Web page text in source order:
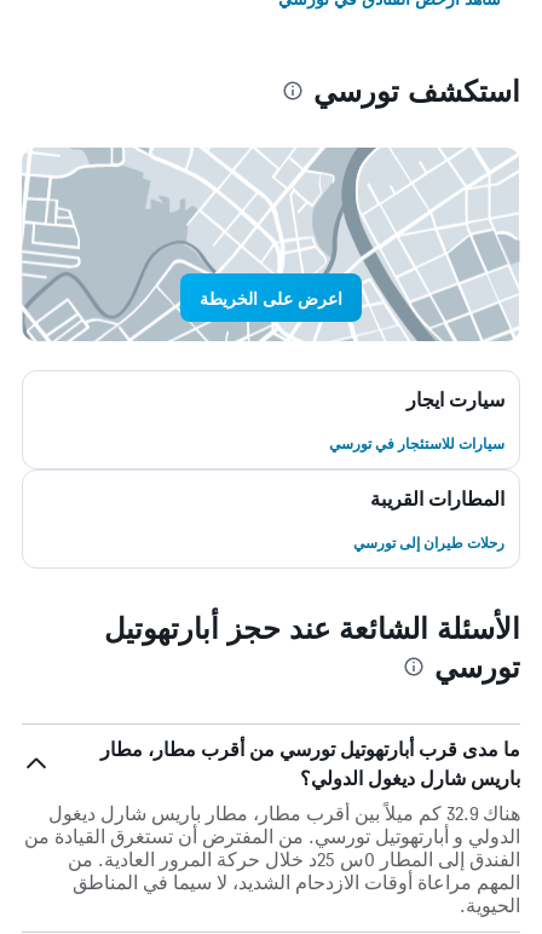
استكشف تورسي
اعرض على الخريطة
سيارت ايجار
سيارات للاستئجار في تورسي
المطارات القريبة
رحلات طيران إلى تورسي
الأسئلة الشائعة عند حجز أبارتهوتيل
تورسي
ما مدى قرب أبارتهوتيل تورسي من أقرب مطار، مطار
باريس شارل ديغول الدولي؟
هناك 32.9 كم ميلاً بين أقرب مطار، مطار باريس شارل ديغول
الدولي و أبارتهوتيل تورسي. من المفترض أن تستغرق القيادة من
الفندق إلى المطار 0س 25د خلال حركة المرور العادية. من
المهم مراعاة أوقات الازدحام الشديد، لا سيما في المناطق
الحيوية.